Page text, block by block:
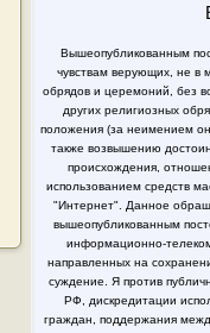
Вышеопубликованным
чувствам верующих, не в
обрядов и церемоний, без
других религиозных
положения (за неимением
также возвышению
происхождения,
использованием средств
"Интернет". Данное
вышеопубликованным
информационно-
направленных на
суждение. Я против
РФ, дискредитации
граждан, поддержания